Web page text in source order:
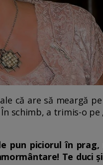
că are să meargă
schimb, a trimis-o pe
pun piciorul în prag,
Te duci